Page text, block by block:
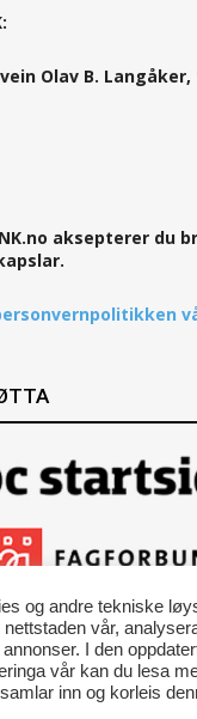
Olav B. Langåker,
aksepterer du
og andre tekniske
nettstaden vår,
I den
vår kan du lesa
inn og korleis